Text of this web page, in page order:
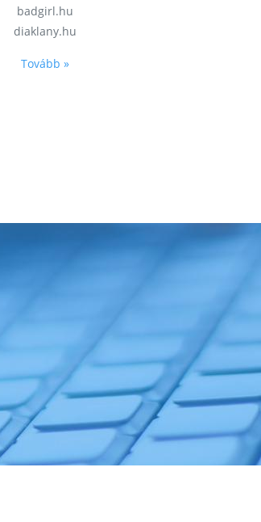
badgirl.hu
diaklany.hu
Tovább »